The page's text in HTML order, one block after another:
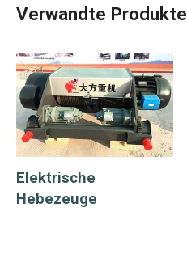
Verwandte Produkte
Elektrische
Hebezeuge